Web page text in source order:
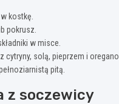
kostkę.
pokrusz.
w misce.
cytryny, solą, pieprzem i oregano.
pitą.
z soczewicy